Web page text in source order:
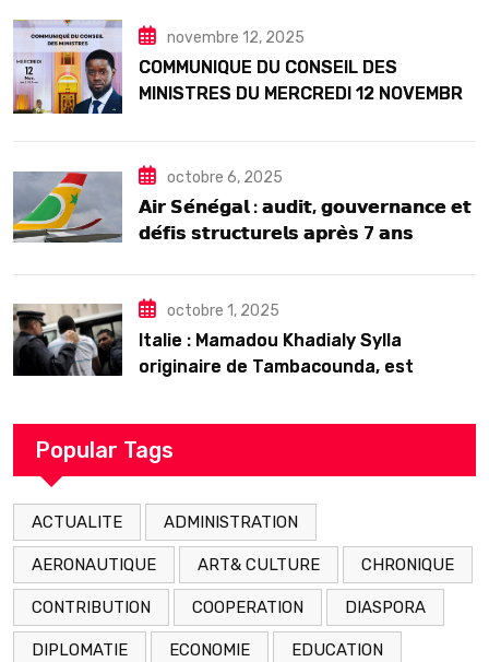
novembre 12, 2025
COMMUNIQUE DU CONSEIL DES
MINISTRES DU MERCREDI 12 NOVEMBRE
octobre 6, 2025
𝗔𝗶𝗿 𝗦𝗲́𝗻𝗲́𝗴𝗮𝗹 : 𝗮𝘂𝗱𝗶𝘁, 𝗴𝗼𝘂𝘃𝗲𝗿𝗻𝗮𝗻𝗰𝗲 𝗲𝘁
𝗱𝗲́𝗳𝗶𝘀 𝘀𝘁𝗿𝘂𝗰𝘁𝘂𝗿𝗲𝗹𝘀 𝗮𝗽𝗿𝗲̀𝘀 7 𝗮𝗻𝘀
octobre 1, 2025
Italie : Mamadou Khadialy Sylla
originaire de Tambacounda, est
arrestation
Popular Tags
ACTUALITE ADMINISTRATION
AERONAUTIQUE ART& CULTURE CHRONIQUE
CONTRIBUTION COOPERATION DIASPORA
DIPLOMATIE ECONOMIE EDUCATION